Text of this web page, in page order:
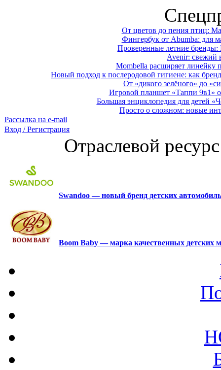
От цветов до пения птиц:
Фингербук от Abumba: для
Проверенные летние
Avenir: свежий
Mombella расширяет линейку
Новый подход к послеродовой гигиене: как
От «дикого зелёного» до
Игровой планшет «Таппи 9в1»
Большая энциклопедия для детей
Просто о сложном: новые
Рассылка на e-mail
Вход / Регистрация
Отраслевой
Swandoo — новый бренд детских
Boom Baby — марка качественных детских